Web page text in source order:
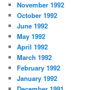
November 1992
October 1992
June 1992
May 1992
April 1992
March 1992
February 1992
January 1992